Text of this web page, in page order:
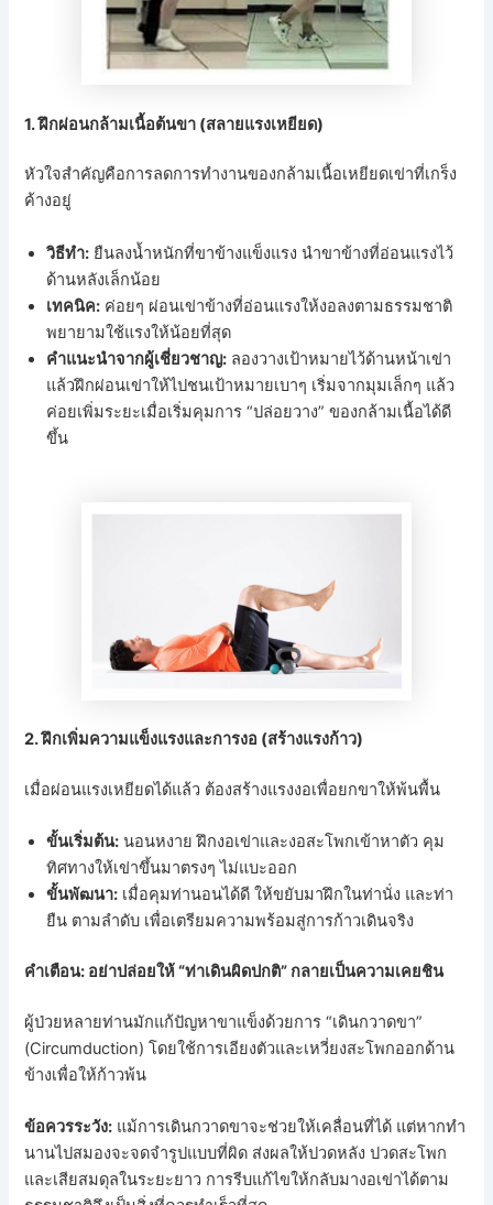
1. ฝึกผ่อนกล้ามเนื้อต้นขา (สลายแรงเหยียด)
หัวใจสำคัญคือการลดการทำงานของกล้ามเนื้อเหยียดเข่าที่เกร็ง
ค้างอยู่
วิธีทำ: ยืนลงน้ำหนักที่ขาข้างแข็งแรง นำขาข้างที่อ่อนแรงไว้
ด้านหลังเล็กน้อย
เทคนิค: ค่อยๆ ผ่อนเข่าข้างที่อ่อนแรงให้งอลงตามธรรมชาติ
พยายามใช้แรงให้น้อยที่สุด
คำแนะนำจากผู้เชี่ยวชาญ: ลองวางเป้าหมายไว้ด้านหน้าเข่า
แล้วฝึกผ่อนเข่าให้ไปชนเป้าหมายเบาๆ เริ่มจากมุมเล็กๆ แล้ว
ค่อยเพิ่มระยะเมื่อเริ่มคุมการ “ปล่อยวาง” ของกล้ามเนื้อได้ดี
ขึ้น
2. ฝึกเพิ่มความแข็งแรงและการงอ (สร้างแรงก้าว)
เมื่อผ่อนแรงเหยียดได้แล้ว ต้องสร้างแรงงอเพื่อยกขาให้พ้นพื้น
ขั้นเริ่มต้น: นอนหงาย ฝึกงอเข่าและงอสะโพกเข้าหาตัว คุม
ทิศทางให้เข่าขึ้นมาตรงๆ ไม่แบะออก
ขั้นพัฒนา: เมื่อคุมท่านอนได้ดี ให้ขยับมาฝึกในท่านั่ง และท่า
ยืน ตามลำดับ เพื่อเตรียมความพร้อมสู่การก้าวเดินจริง
คำเตือน: อย่าปล่อยให้ “ท่าเดินผิดปกติ” กลายเป็นความเคยชิน
ผู้ป่วยหลายท่านมักแก้ปัญหาขาแข็งด้วยการ “เดินกวาดขา”
(Circumduction) โดยใช้การเอียงตัวและเหวี่ยงสะโพกออกด้าน
ข้างเพื่อให้ก้าวพ้น
ข้อควรระวัง: แม้การเดินกวาดขาจะช่วยให้เคลื่อนที่ได้ แต่หากทำ
นานไปสมองจะจดจำรูปแบบที่ผิด ส่งผลให้ปวดหลัง ปวดสะโพก
และเสียสมดุลในระยะยาว การรีบแก้ไขให้กลับมางอเข่าได้ตาม